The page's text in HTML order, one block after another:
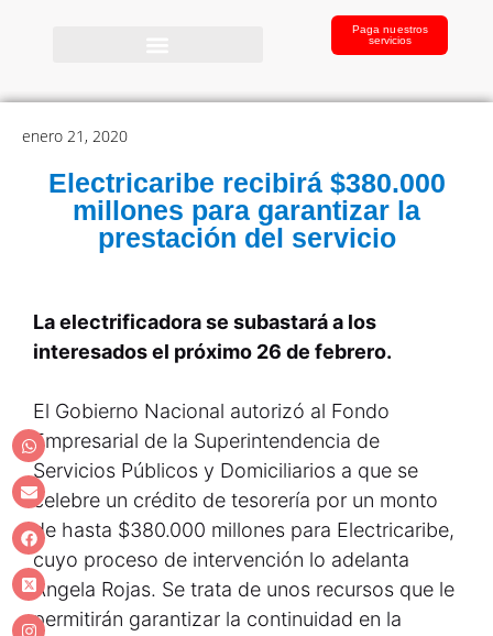
Paga nuestros
servicios
enero 21, 2020
Electricaribe recibirá $380.000
millones para garantizar la
prestación del servicio
La electrificadora se subastará a los
interesados el próximo 26 de febrero.
El Gobierno Nacional autorizó al Fondo
Empresarial de la Superintendencia de
Servicios Públicos y Domiciliarios a que se
celebre un crédito de tesorería por un monto
de hasta $380.000 millones para Electricaribe,
cuyo proceso de intervención lo adelanta
Ángela Rojas. Se trata de unos recursos que le
permitirán garantizar la continuidad en la